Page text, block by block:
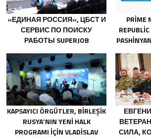
«ЕДИНАЯ РОССИЯ», ЦБСТ И
СЕРВИС ПО ПОИСКУ
РАБОТЫ SUPERJOB
РОССИИ
СПЕЦИАЛИЗИРОВАННУЮ
ПЛАТФОРМУ ДЛЯ
ТРУДОУСТРОЙСТВА
ВЕТЕРАНОВ СВО
PRIME
KAPSAYICI ÖRGÜTLER, BIRLEŞIK
RUSYA’NIN YENI HALK
PROGRAMI IÇIN VLADISLAV
СИЛА,